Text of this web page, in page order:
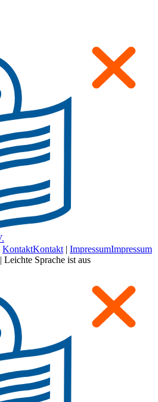
KontaktKontakt | ImpressumImpressum
| Leichte Sprache ist aus